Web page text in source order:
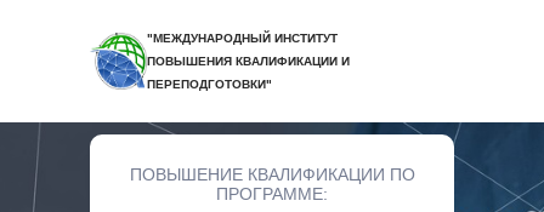
"МЕЖДУНАРОДНЫЙ ИНСТИТУТ
ПОВЫШЕНИЯ КВАЛИФИКАЦИИ И
ПЕРЕПОДГОТОВКИ"
ПОВЫШЕНИЕ КВАЛИФИКАЦИИ ПО
ПРОГРАММЕ: